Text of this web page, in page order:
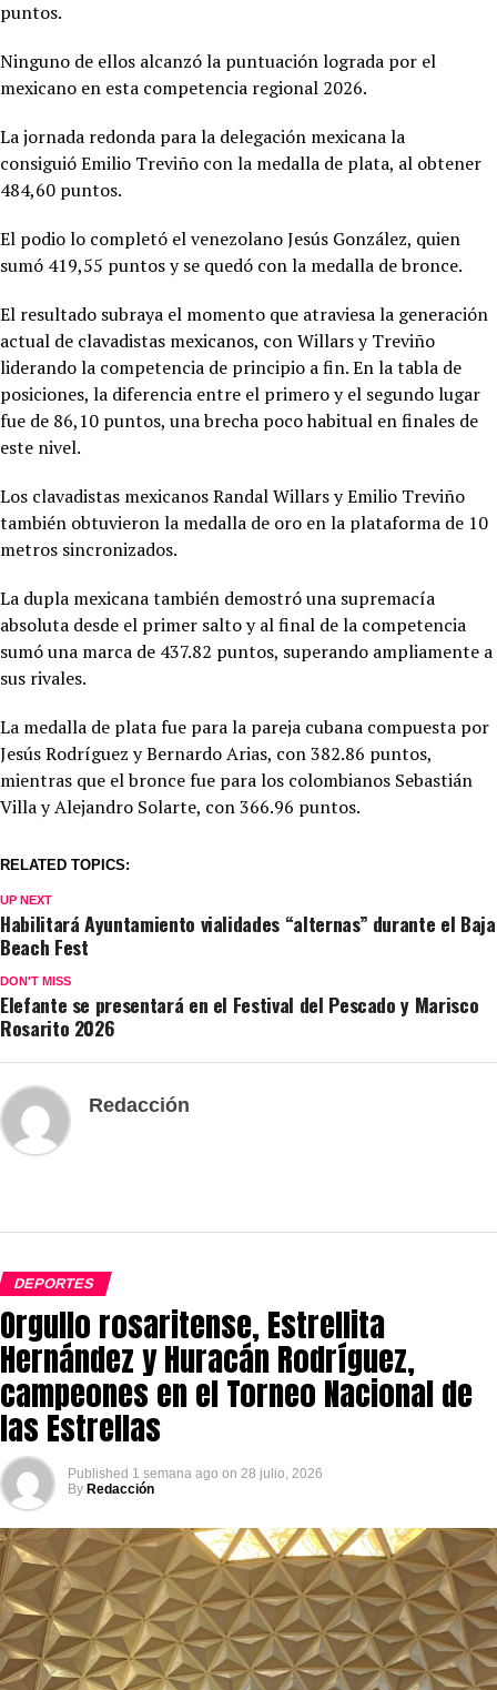
puntos.
Ninguno de ellos alcanzó la puntuación lograda por el
mexicano en esta competencia regional 2026.
La jornada redonda para la delegación mexicana la
consiguióEmilio Treviño con la medalla de plata, al obtener
484,60 puntos.
El podio lo completó el venezolano Jesús González, quien
sumó 419,55 puntos y se quedó con la medalla de bronce.
El resultado subraya el momento que atraviesa la generación
actual de clavadistas mexicanos, con Willars y Treviño
liderando la competencia de principio a fin. En la tabla de
posiciones, la diferencia entre el primero y el segundo lugar
fue de 86,10 puntos, una brecha poco habitual en finales de
este nivel.
Los clavadistas mexicanos Randal Willars y Emilio Treviño
también obtuvieron la medalla de oro en la plataforma de 10
metros sincronizados.
La dupla mexicana también demostró una supremacía
absoluta desde el primer salto y al final de la competencia
sumó una marca de 437.82 puntos, superando ampliamente a
sus rivales.
La medalla de plata fue para la pareja cubana compuesta por
Jesús Rodríguez y Bernardo Arias, con 382.86 puntos,
mientras que el bronce fue para los colombianos Sebastián
Villa y Alejandro Solarte, con 366.96 puntos.
RELATED TOPICS:
UP NEXT
Habilitará Ayuntamiento vialidades “alternas” durante el Baja
Beach Fest
DON'T MISS
Elefante se presentará en el Festival del Pescado y Marisco
Rosarito 2026
Redacción
DEPORTES
Orgullo rosaritense, Estrellita
Hernández y Huracán Rodríguez,
campeones en el Torneo Nacional de
las Estrellas
Published 1 semana ago on 28 julio, 2026
By Redacción